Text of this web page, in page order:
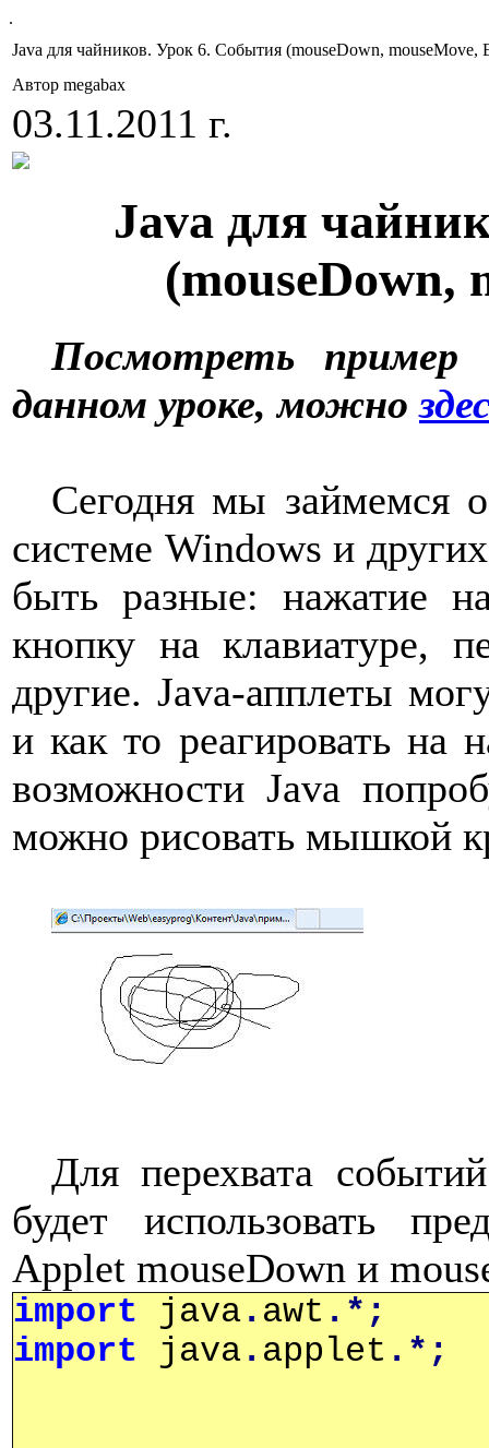
.
Java для чайников. Урок 6. События (mouseDown, mouseMove,
Автор megabax
03.11.2011 г.
Java для
(mouseDown,
Посмотреть пример
данном уроке, можно
Сегодня мы займемся
системе Windowsи
быть разные: нажатие
кнопку на клавиатуре,
другие. Java-апплеты
и как то реагировать
возможности Java
можно рисовать мышкой
Для перехвата
будет использовать
Applet mouseDown и
import java. awt .*;
import java. applet .*;